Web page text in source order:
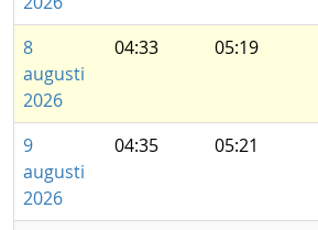
8
augusti
2026
04:33 05:19
9
augusti
2026
04:35 05:21